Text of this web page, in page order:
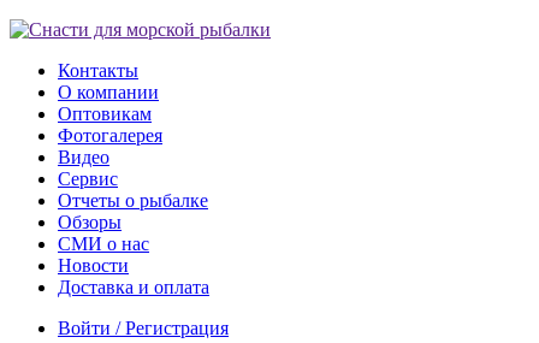
Контакты
О компании
Оптовикам
Фотогалерея
Видео
Сервис
Отчеты о рыбалке
Обзоры
СМИ о нас
Новости
Доставка и оплата
Войти / Регистрация